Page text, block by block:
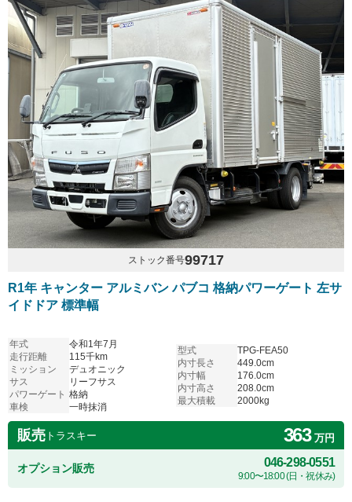
ストック番号99717
R1年 キャンター アルミバン パブコ 格納パワーゲート 左サ
イドドア 標準幅
年式
令和1年7月
走行距離
115千km
ミッション
デュオニック
サス
リーフサス
パワーゲート 格納
車検
一時抹消
型式
TPG-FEA50
内寸長さ
449.0cm
内寸幅
176.0cm
内寸高さ
208.0cm
最大積載
2000kg
販売 トラスキー 363万円
オプション販売 046-298-0551
9:00〜18:00 (日・祝休み)